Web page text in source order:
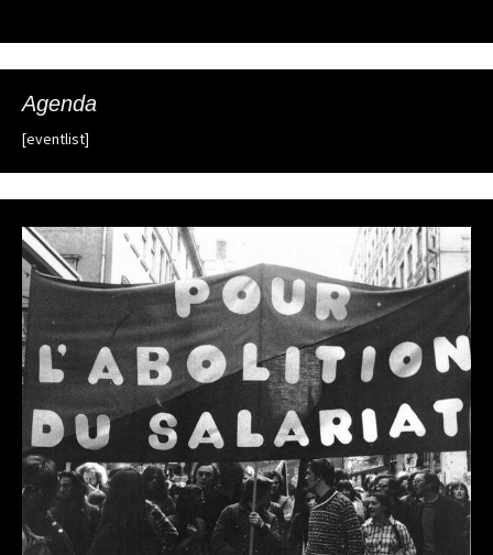
Agenda
[eventlist]